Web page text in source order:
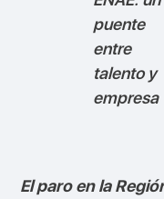
puente
entre
talento y
empresa
El paro en la